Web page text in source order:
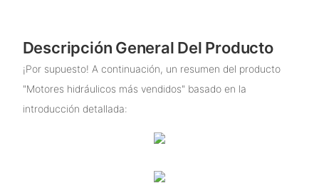
Descripción General Del Producto
¡Por supuesto! A continuación, un resumen del producto
"Motores hidráulicos más vendidos" basado en la
introducción detallada: